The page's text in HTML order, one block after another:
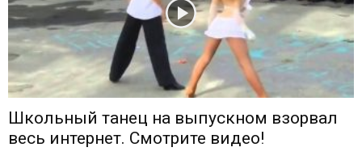
Школьный танец на выпускном взорвал
весь интернет. Смотрите видео!